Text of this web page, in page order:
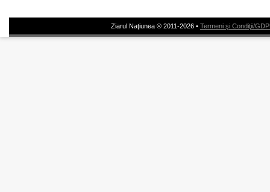
Ziarul Naţiunea ® 2011-2026 • Termeni şi Condiţii/